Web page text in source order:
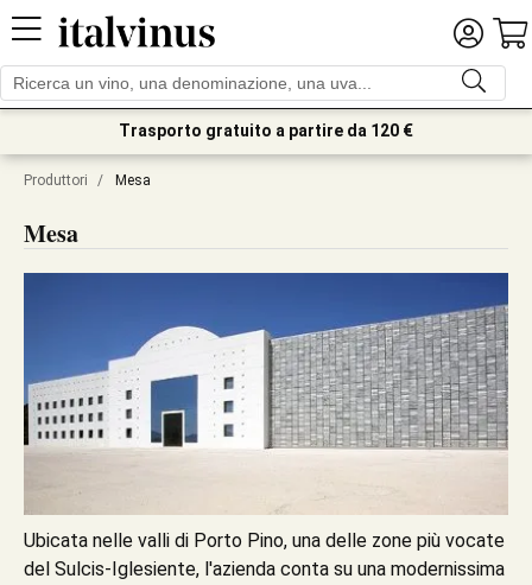
Trasporto gratuito a partire da 120 €
Produttori / Mesa
Mesa
Ubicata nelle valli di Porto Pino, una delle zone più vocate
del Sulcis-Iglesiente, l'azienda conta su una modernissima